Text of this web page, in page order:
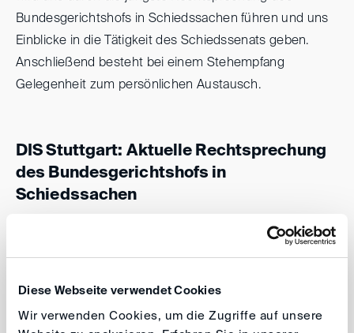
Diese Webseite verwendet Cookies
Wir verwenden Cookies, um die Zugriffe auf unsere
Bundesgerichtshofs in Schiedssachen führen und uns
Einblicke in die Tätigkeit des Schiedssenats geben.
Anschließend besteht bei einem Stehempfang
Gelegenheit zum persönlichen Austausch.
DIS Stuttgart: Aktuelle Rechtsprechung
des Bundesgerichtshofs in
Schiedssachen
Stuttgart